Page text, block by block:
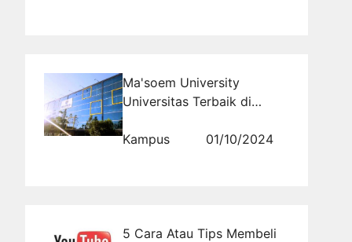
Ma'soem University
Universitas Terbaik di
Cerah
Kampus 01/10/2024
5 Cara Atau Tips Membeli